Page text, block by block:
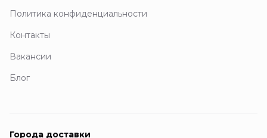
Политика конфиденциальности
Контакты
Вакансии
Блог
Города доставки